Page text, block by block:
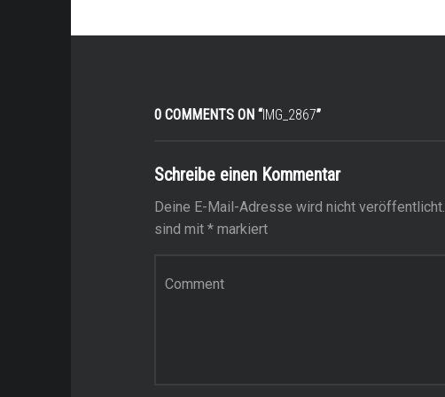
0 COMMENTS ON “IMG_2867”
Schreibe einen Kommentar
Deine E-Mail-Adresse wird nicht veröffentlicht.
sind mit* markiert